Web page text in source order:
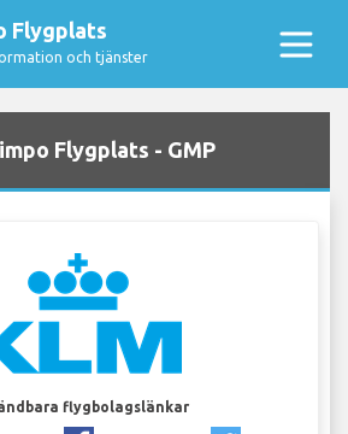
Flygplats
och tjänster
Flygplats - GMP
flygbolagslänkar